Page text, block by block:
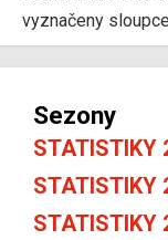
vyznačeny
Sezony
STATISTIKY
STATISTIKY
STATISTIKY